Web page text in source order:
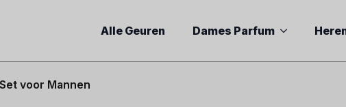
Alle Geuren Dames Parfum
voor Mannen